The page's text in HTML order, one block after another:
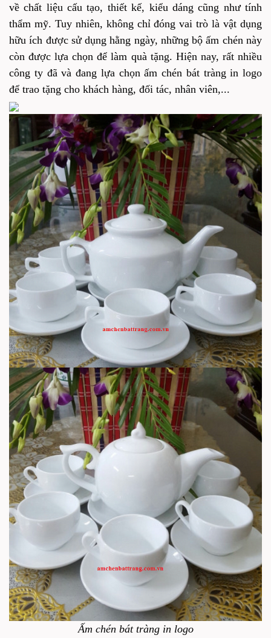
về chất liệu cấu tạo, thiết kế, kiểu dáng cũng như tính
thẩm mỹ. Tuy nhiên, không chỉ đóng vai trò là vật dụng
hữu ích được sử dụng hằng ngày, những bộ ấm chén này
còn được lựa chọn để làm quà tặng. Hiện nay, rất nhiều
công ty đã và đang lựa chọn ấm chén bát tràng in logo
để trao tặng cho khách hàng, đối tác, nhân viên,...
Ấm chén bát tràng in logo